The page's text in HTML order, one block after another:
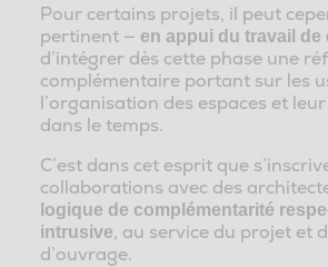
Pour certains projets, il peut
pertinent — en appui du travail
d’intégrer dès cette phase une
complémentaire portant sur les
l’organisation des espaces et
dans le temps.
C’est dans cet esprit que
collaborations avec des
logique de complémentarité
intrusive, au service du projet et
d’ouvrage.